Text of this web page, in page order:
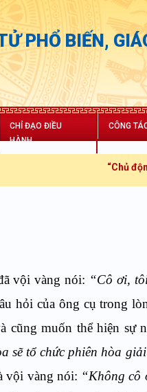
PHỔ BIẾN,
CHỈ ĐẠO ĐIỀU
HÀNH
CÔNG
“Chủ động thực
vội vàng nói: “Cô ơi,
hỏi của ông cụ trong
cũng muốn thể hiện
sẽ tổ chức phiên hòa
vội vàng nói: “Không cô